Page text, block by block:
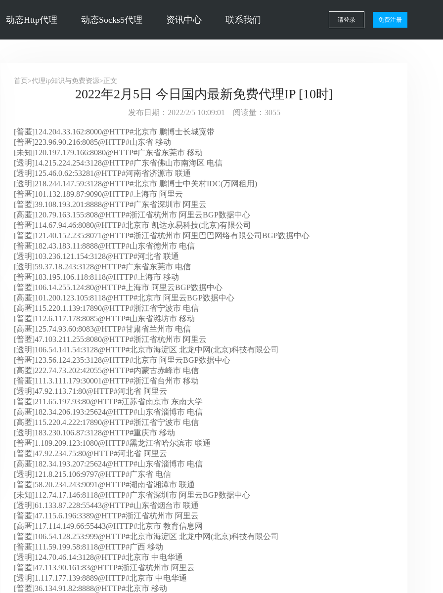
动态Http代理 动态Socks5代理 资讯中心 联系我们 请登录 免费注册
首页>代理ip知识与免费资源>正文
2022年2月5日 今日国内最新免费代理IP [10时]
发布日期：2022/2/5 10:09:01 阅读量：3055
[普匿]124.204.33.162:8000@HTTP#北京市 鹏博士长城宽带
[普匿]223.96.90.216:8085@HTTP#山东省 移动
[未知]120.197.179.166:8080@HTTP#广东省东莞市 移动
[透明]14.215.224.254:3128@HTTP#广东省佛山市南海区 电信
[透明]125.46.0.62:53281@HTTP#河南省济源市 联通
[透明]218.244.147.59:3128@HTTP#北京市 鹏博士中关村IDC(万网租用)
[普匿]101.132.189.87:9090@HTTP#上海市 阿里云
[普匿]39.108.193.201:8888@HTTP#广东省深圳市 阿里云
[高匿]120.79.163.155:808@HTTP#浙江省杭州市 阿里云BGP数据中心
[普匿]114.67.94.46:8080@HTTP#北京市 凯达永易科技(北京)有限公司
[普匿]121.40.152.235:8071@HTTP#浙江省杭州市 阿里巴巴网络有限公司BGP数据中心
[普匿]182.43.183.11:8888@HTTP#山东省德州市 电信
[透明]103.236.121.154:3128@HTTP#河北省 联通
[透明]59.37.18.243:3128@HTTP#广东省东莞市 电信
[普匿]183.195.106.118:8118@HTTP#上海市 移动
[普匿]106.14.255.124:80@HTTP#上海市 阿里云BGP数据中心
[高匿]101.200.123.105:8118@HTTP#北京市 阿里云BGP数据中心
[高匿]115.220.1.139:17890@HTTP#浙江省宁波市 电信
[普匿]112.6.117.178:8085@HTTP#山东省潍坊市 移动
[高匿]125.74.93.60:8083@HTTP#甘肃省兰州市 电信
[普匿]47.103.211.255:8080@HTTP#浙江省杭州市 阿里云
[透明]106.54.141.54:3128@HTTP#北京市海淀区 北龙中网(北京)科技有限公司
[普匿]123.56.124.235:3128@HTTP#北京市 阿里云BGP数据中心
[高匿]222.74.73.202:42055@HTTP#内蒙古赤峰市 电信
[普匿]111.3.111.179:30001@HTTP#浙江省台州市 移动
[透明]47.92.113.71:80@HTTP#河北省 阿里云
[普匿]211.65.197.93:80@HTTP#江苏省南京市 东南大学
[高匿]182.34.206.193:25624@HTTP#山东省淄博市 电信
[高匿]115.220.4.222:17890@HTTP#浙江省宁波市 电信
[透明]183.230.106.87:3128@HTTP#重庆市 移动
[普匿]1.189.209.123:1080@HTTP#黑龙江省哈尔滨市 联通
[普匿]47.92.234.75:80@HTTP#河北省 阿里云
[高匿]182.34.193.207:25624@HTTP#山东省淄博市 电信
[透明]121.8.215.106:9797@HTTP#广东省 电信
[普匿]58.20.234.243:9091@HTTP#湖南省湘潭市 联通
[未知]112.74.17.146:8118@HTTP#广东省深圳市 阿里云BGP数据中心
[透明]61.133.87.228:55443@HTTP#山东省烟台市 联通
[普匿]47.115.6.196:3389@HTTP#浙江省杭州市 阿里云
[高匿]117.114.149.66:55443@HTTP#北京市 教育信息网
[普匿]106.54.128.253:999@HTTP#北京市海淀区 北龙中网(北京)科技有限公司
[普匿]111.59.199.58:8118@HTTP#广西 移动
[透明]124.70.46.14:3128@HTTP#北京市 中电华通
[普匿]47.113.90.161:83@HTTP#浙江省杭州市 阿里云
[透明]1.117.177.139:8889@HTTP#北京市 中电华通
[普匿]36.134.91.82:8888@HTTP#北京市 移动